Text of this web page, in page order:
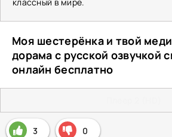
Моя шестерёнка и твой
дорама с русской озвучкой
онлайн бесплатно
3 0